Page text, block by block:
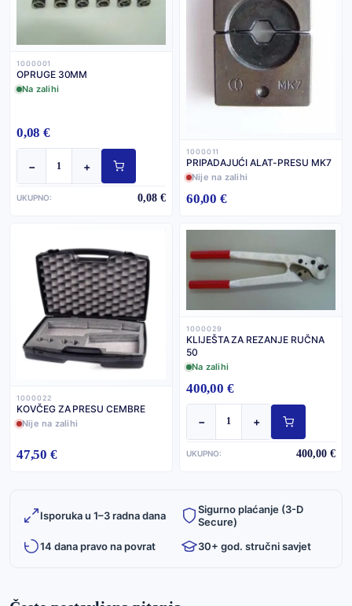
1000001
OPRUGE 30MM
Na zalihi
0,08 €
− +
UKUPNO: 0,08 €
1000011
PRIPADAJUĆI ALAT-PRESU MK7
Nije na zalihi
60,00 €
1000022
KOVČEG ZA PRESU CEMBRE
Nije na zalihi
47,50 €
1000029
KLIJEŠTA ZA REZANJE RUČNA
50
Na zalihi
400,00 €
− +
UKUPNO: 400,00 €
Isporuka u 1–3 radna dana
Sigurno plaćanje (3-D
Secure)
14 dana pravo na povrat
30+ god. stručni savjet